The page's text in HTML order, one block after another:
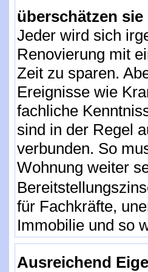
überschätzen
Jeder wird sich
Renovierung mit
Zeit zu sparen.
Ereignisse wie
fachliche
sind in der Regel
verbunden. So
Wohnung weiter
für Fachkräfte,
Immobilie und so
Ausreichend